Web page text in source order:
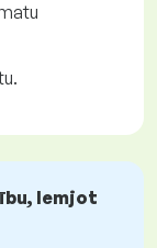
lemjot